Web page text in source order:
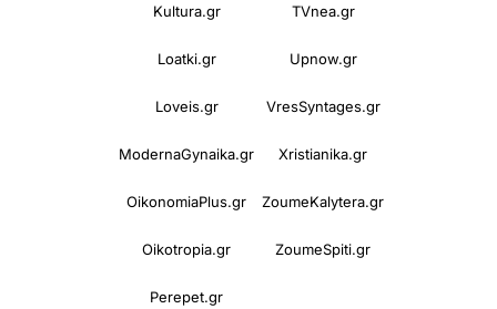
Kultura.gr TVnea.gr
Loatki.gr Upnow.gr
Loveis.gr VresSyntages.gr
ModernaGynaika.gr Xristianika.gr
OikonomiaPlus.gr ZoumeKalytera.gr
Oikotropia.gr ZoumeSpiti.gr
Perepet.gr